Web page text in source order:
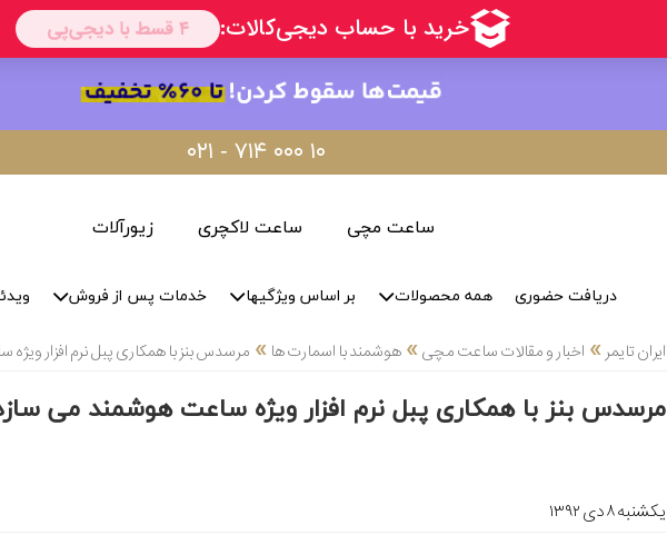
۰۲۱ - ۷۱۴ ۰۰۰ ۱۰
ساعت مچی ساعت لاکچری زیورآلات
دریافت حضوری همه محصولات بر اساس ویژگیها خدمات پس از فروش
ایران تایمر » اخبار و مقالات ساعت مچی» هوشمند با اسمارت ها » مرسدس بنز با همکاری پبل نرم افزار
مرسدس بنز با همکاری پبل نرم افزار ویژه ساعت هوشمند می
یکشنبه ۸ دی ۱۳۹۲